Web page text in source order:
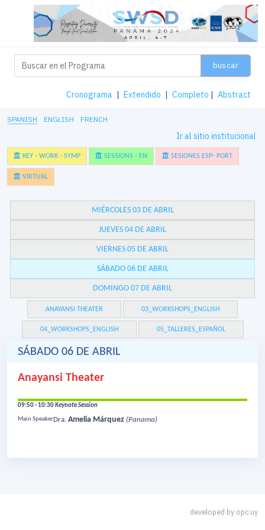
buscar
Cronograma | Extendido | Completo | Abstract
SPANISH ENGLISH FRENCH
Ir al sitio institucional
KEY - WORK - SYMP SESSIONS - EN SESIONES ESP- PORT
VIRTUAL
MIÉRCOLES 03 DE ABRIL
JUEVES 04 DE ABRIL
VIERNES 05 DE ABRIL
SÁBADO 06 DE ABRIL
DOMINGO 07 DE ABRIL
ANAYANSI THEATER 03_WORKSHOPS_ENGLISH
04_WORKSHOPS_ENGLISH 05_TALLERES_ESPAÑOL
SÁBADO 06 DE ABRIL
Anayansi Theater
09:50 - 10:30Keynote Session
Main SpeakerDra. Amelia Márquez (Panama)
developed by opc.uy